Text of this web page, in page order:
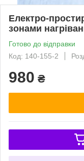
Електро-
зонами
Готово до відправки
Код: 140-155-2
980 ₴